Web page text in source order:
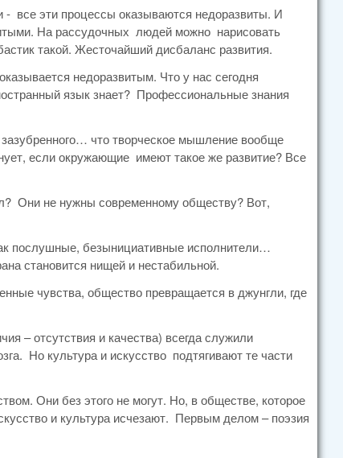
- все эти процессы оказываются недоразвиты. И
На рассудочных людей можно нарисовать
такой. Жесточайший дисбаланс развития.
недоразвитым. Что у нас сегодня
язык знает? Профессиональные знания
что творческое мышление вообще
если окружающие имеют такое же развитие? Все
Они не нужны современному обществу? Вот,
послушные, безынициативные исполнители…
становится нищей и нестабильной.
чувства, общество превращается в джунгли, где
– отсутствия и качества) всегда служили
Но культура и искусство подтягивают те части
Они без этого не могут. Но, в обществе, которое
и культура исчезают. Первым делом – поэзия